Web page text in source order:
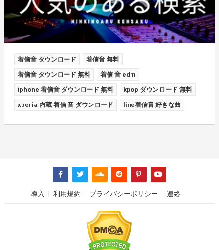
着信音 ダウンロード 着信音 無料
着信音 ダウンロード 無料 着信 音 edm
iphone 着信音 ダウンロード 無料 kpop ダウンロード 無料
xperia 内蔵 着信 音 ダウンロード line着信音 好きな曲
導入 利用規約 プライバシーポリシー 連絡